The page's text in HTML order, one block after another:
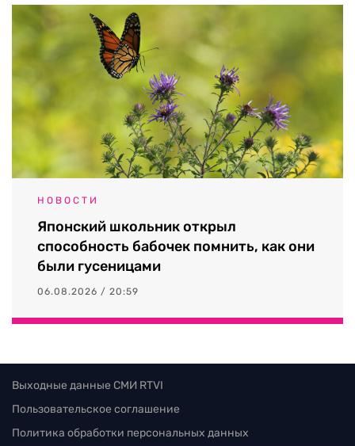
НОВОСТИ
Японский школьник открыл
способность бабочек помнить, как они
были гусеницами
06.08.2026 / 20:59
Выходные данные СМИ RTVI
Пользовательское соглашение
Политика обработки персональных данных